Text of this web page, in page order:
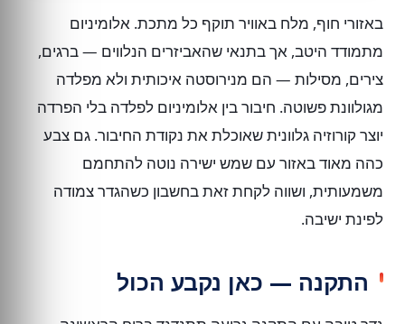
באזורי חוף, מלח באוויר תוקף כל מתכת. אלומיניום
מתמודד היטב, אך בתנאי שהאביזרים הנלווים — ברגים,
צירים, מסילות — הם מנירוסטה איכותית ולא מפלדה
מגולוונת פשוטה. חיבור בין אלומיניום לפלדה בלי הפרדה
יוצר קורוזיה גלוונית שאוכלת את נקודת החיבור. גם צבע
כהה מאוד באזור עם שמש ישירה נוטה להתחמם
משמעותית, ושווה לקחת זאת בחשבון כשהגדר צמודה
לפינת ישיבה.
התקנה — כאן נקבע הכול